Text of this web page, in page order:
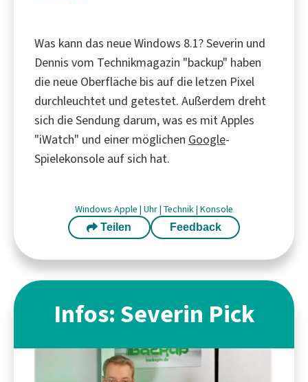
Was kann das neue Windows 8.1? Severin und
Dennis vom Technikmagazin "backup" haben
die neue Oberfläche bis auf die letzen Pixel
durchleuchtet und getestet. Außerdem dreht
sich die Sendung darum, was es mit Apples
"iWatch" und einer möglichen Google-
Spielekonsole auf sich hat.
Windows Apple | Uhr| Technik| Konsole
Teilen Feedback
Infos: Severin Pick